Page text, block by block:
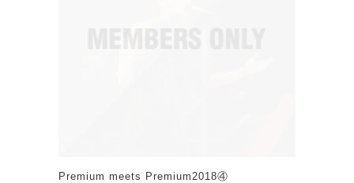
Premium meets Premium2018④